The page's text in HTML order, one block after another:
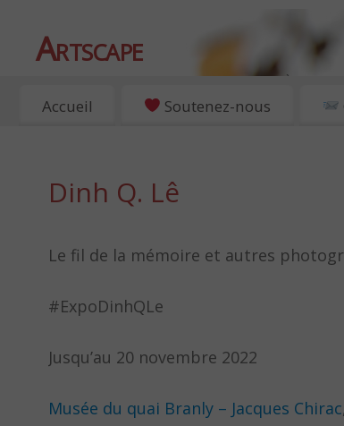
Artscape
EXPOSITIONS, ART ET CULTURE À PARIS
Accueil Soutenez-nous
Dinh Q. Lê
Le fil de la mémoire et autres
#ExpoDinhQLe
Jusqu’au 20 novembre 2022
Musée du quai Branly – Jacques Chirac